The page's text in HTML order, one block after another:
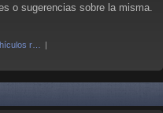
o sugerencias sobre la misma.
r…